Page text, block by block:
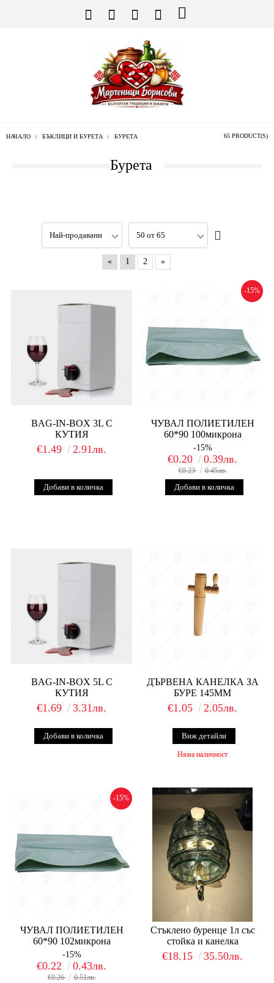
НАЧАЛО БЪКЛИЦИ И БУРЕТА БУРЕТА 65 PRODUCT(S)
Бурета
« 1 2 »
BAG-IN-BOX 3L С
КУТИЯ
€1.49 2.91лв.
-15%
ЧУВАЛ ПОЛИЕТИЛЕН
60*90 100микрона
-15%
€0.20 0.39лв.
€0.23 0.45лв.
BAG-IN-BOX 5L С
КУТИЯ
€1.69 3.31лв.
ДЪРВЕНА КАНЕЛКА ЗА
БУРЕ 145ММ
€1.05 2.05лв.
Виж детайли
Няма наличност
-15%
ЧУВАЛ ПОЛИЕТИЛЕН
60*90 102микрона
-15%
€0.22 0.43лв.
€0.26 0.51лв.
Стъклено буренце 1л със
стойка и канелка
€18.15 35.50лв.